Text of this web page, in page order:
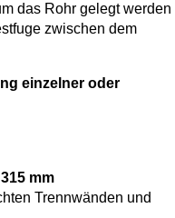
das Rohr gelegt werden
zwischen dem
einzelner oder
mm
Trennwänden und